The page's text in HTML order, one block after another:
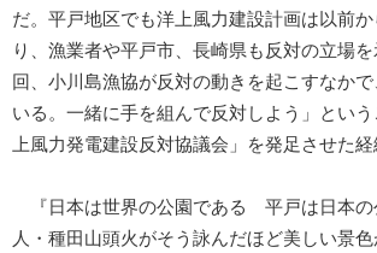
だ。平戸地区でも洋上風力建設計画は以前
り、漁業者や平戸市、長崎県も反対の立場
回、小川島漁協が反対の動きを起こすなか
いる。一緒に手を組んで反対しよう」とい
上風力発電建設反対協議会」を発足させた経
『日本は世界の公園である 平戸は日本の
人・種田山頭火がそう詠んだほど美しい景